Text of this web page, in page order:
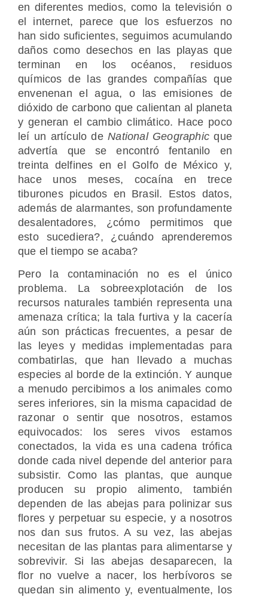
en diferentes medios, como la televisión o
el internet, parece que los esfuerzos no
han sido suficientes, seguimos acumulando
daños como desechos en las playas que
terminan en los océanos, residuos
químicos de las grandes compañías que
envenenan el agua, o las emisiones de
dióxido de carbono que calientan al planeta
y generan el cambio climático. Hace poco
leí un artículo deNational Geographic que
advertía que se encontró fentanilo en
treinta delfines en el Golfo de México y,
hace unos meses, cocaína en trece
tiburones picudos en Brasil. Estos datos,
además de alarmantes, son profundamente
desalentadores, ¿cómo permitimos que
esto sucediera?, ¿cuándo aprenderemos
que el tiempo se acaba?
Pero la contaminación no es el único
problema. La sobreexplotación de los
recursos naturales también representa una
amenaza crítica; la tala furtiva y la cacería
aún son prácticas frecuentes, a pesar de
las leyes y medidas implementadas para
combatirlas, que han llevado a muchas
especies al borde de la extinción. Y aunque
a menudo percibimos a los animales como
seres inferiores, sin la misma capacidad de
razonar o sentir que nosotros, estamos
equivocados: los seres vivos estamos
conectados, la vida es una cadena trófica
donde cada nivel depende del anterior para
subsistir. Como las plantas, que aunque
producen su propio alimento, también
dependen de las abejas para polinizar sus
flores y perpetuar su especie, y a nosotros
nos dan sus frutos. A su vez, las abejas
necesitan de las plantas para alimentarse y
sobrevivir. Si las abejas desaparecen, la
flor no vuelve a nacer, los herbívoros se
quedan sin alimento y, eventualmente, los